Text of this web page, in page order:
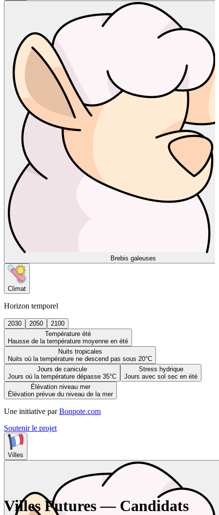
Brebis galeuses
Climat
Horizon temporel
2030 2050
2100
Température été
Hausse de la température moyenne en été
Nuits tropicales
Nuits où la température ne descend pas sous 20°C
Jours de canicule
Jours où la température dépasse 35°C
Stress hydrique
Jours avec sol sec en été
Élévation niveau mer
Élévation prévue du niveau de la mer
Une initiative par Bonpote.com
Soutenir le projet
Villes
Villes Futures — Candidats